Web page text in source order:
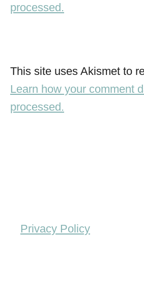
processed.
This site uses Akismet to
Learn how your comment
processed.
Privacy Policy